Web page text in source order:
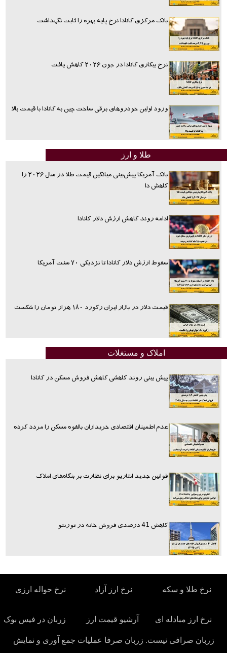
بانک مرکزی کانادا نرخ پایه بهره را ثابت نگهداشت
نرخ بیکاری کانادا در جون ۲۰۲۶ کاهش یافت
ورود اولین خودروهای برقی ساخت چین به کانادا با قیمت بالا
طلا و ارز
بانک آمریکا پیش‌بینی میانگین قیمت طلا در سال ۲۰۲۶ را
کاهش دا
ادامه روند کاهش ارزش دلار کانادا
سقوط ارزش دلار کانادا تا نزدیکی ۷۰ سنت آمریکا
قیمت دلار در بازار ایران رکورد ۱۸۰ هزار تومان را شکست
املاک و مستغلات
پیش بینی روند کاهشی کاهش فروش مسکن در کانادا
عدم اطمینان اقتصادی خریداران بالقوه مسکن را مردد کرده
قوانین جدید انتاریو برای نظارت بر بنگاه‌های املاک
کاهش 41 درصدی فروش خانه در تورنتو
نرخ طلا و سکه نرخ ارز آزاد نرخ حواله ارزی
نرخ ارز مبادله ای آرشیو قیمت ارز زربان در فیس بوک
زربان صرافی نیست. زربان صرفا عملیات جمع آوری و نمایش